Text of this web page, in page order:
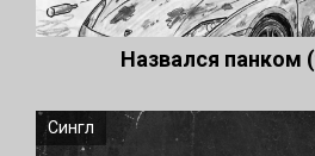
Назвался панком
Сингл